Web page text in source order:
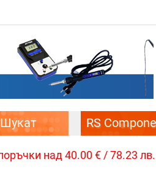
Шукат RS
над 40.00 € / 78.23